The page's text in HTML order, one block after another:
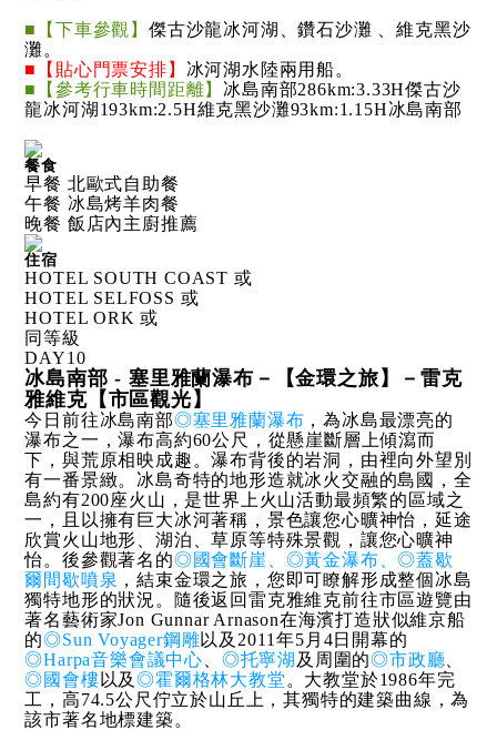
■【下車參觀】傑古沙龍冰河湖、鑽石沙灘 、維克黑沙
灘。
■【貼心門票安排】 冰河湖水陸兩用船。
■【參考行車時間距離】 冰島南部286km:3.33H傑古沙
龍冰河湖193km:2.5H維克黑沙灘93km:1.15H冰島南部
餐食
早餐 北歐式自助餐
午餐 冰島烤羊肉餐
晚餐 飯店內主廚推薦
住宿
HOTEL SOUTH COAST 或
HOTEL SELFOSS 或
HOTEL ORK 或
同等級
DAY10
冰島南部 - 塞里雅蘭瀑布－【金環之旅】－雷克
雅維克【市區觀光】
今日前往冰島南部◎塞里雅蘭瀑布 ，為冰島最漂亮的
瀑布之一，瀑布高約60公尺，從懸崖斷層上傾瀉而
下，與荒原相映成趣。瀑布背後的岩洞，由裡向外望別
有一番景緻。冰島奇特的地形造就冰火交融的島國，全
島約有200座火山，是世界上火山活動最頻繁的區域之
一，且以擁有巨大冰河著稱，景色讓您心曠神怡，延途
欣賞火山地形、湖泊、草原等特殊景觀，讓您心曠神
怡。後參觀著名的◎國會斷崖、◎黃金瀑布、◎蓋歇
爾間歇噴泉 ，結束金環之旅，您即可瞭解形成整個冰島
獨特地形的狀況。隨後返回雷克雅維克前往市區遊覽由
著名藝術家Jon Gunnar Arnason在海濱打造狀似維京船
的◎Sun Voyager鋼雕以及2011年5月4日開幕的
◎Harpa音樂會議中心
◎托寧湖 及周圍的◎市政廳
◎國會樓 以及◎霍爾格林大教堂 。大教堂於1986年完
工，高74.5公尺佇立於山丘上，其獨特的建築曲線，為
該市著名地標建築。